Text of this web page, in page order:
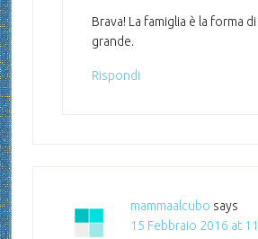
Brava! La famiglia è la forma
grande.
Rispondi
mammaalcubo says
15 Febbraio 2016 at